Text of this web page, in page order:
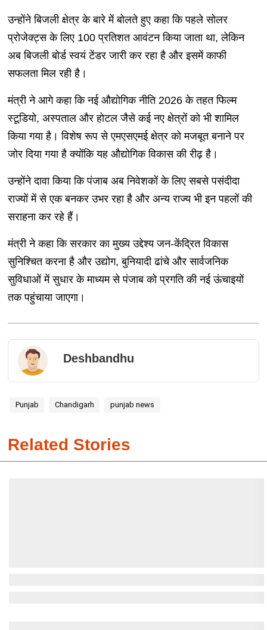
उन्होंने बिजली क्षेत्र के बारे में बोलते हुए कहा कि पहले सोलर
प्रोजेक्ट्स के लिए 100 प्रतिशत आवंटन किया जाता था, लेकिन
अब बिजली बोर्ड स्वयं टेंडर जारी कर रहा है और इसमें काफी
सफलता मिल रही है।
मंत्री ने आगे कहा कि नई औद्योगिक नीति 2026 के तहत फिल्म
स्टूडियो, अस्पताल और होटल जैसे कई नए क्षेत्रों को भी शामिल
किया गया है। विशेष रूप से एमएसएमई क्षेत्र को मजबूत बनाने पर
जोर दिया गया है क्योंकि यह औद्योगिक विकास की रीढ़ है।
उन्होंने दावा किया कि पंजाब अब निवेशकों के लिए सबसे पसंदीदा
राज्यों में से एक बनकर उभर रहा है और अन्य राज्य भी इन पहलों की
सराहना कर रहे हैं।
मंत्री ने कहा कि सरकार का मुख्य उद्देश्य जन-केंद्रित विकास
सुनिश्चित करना है और उद्योग, बुनियादी ढांचे और सार्वजनिक
सुविधाओं में सुधार के माध्यम से पंजाब को प्रगति की नई ऊंचाइयों
तक पहुंचाया जाएगा।
Deshbandhu
Punjab Chandigarh punjab news
Related Stories